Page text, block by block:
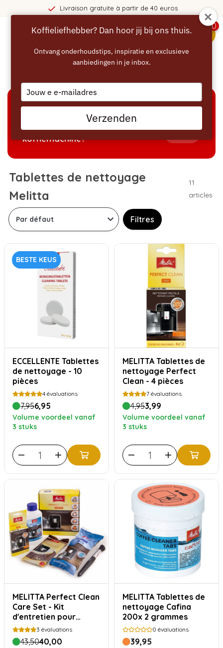
gratuite à partir de 40 euros
0
Welke producten passen bij mijn
koffiemachine?
Tablettes de nettoyage
Melitta
11
articles
Filtres
BESTE KEUS
ECCELLENTE Tablettes
de nettoyage - 10
pièces
4 évaluations
7,956,95
Volume voordeel vanaf
3 stuks
MELITTA Tablettes de
nettoyage Perfect
Clean - 4 pièces
7 évaluations
4,953,99
Volume voordeel vanaf
3 stuks
MELITTA Perfect Clean
Care Set - Kit
d'entretien pour
machines à café
automatiques
3 évaluations
43,5040,00
MELITTA Tablettes de
nettoyage Cafina
200x 2 grammes
0 évaluations
39,95
Koffieliefhebber? Dan hoor jij bij ons thuis.
Ontvang onderhoudstips, inspiratie en exclusieve
aanbiedingen in je inbox.
Type
your
email
Verzenden